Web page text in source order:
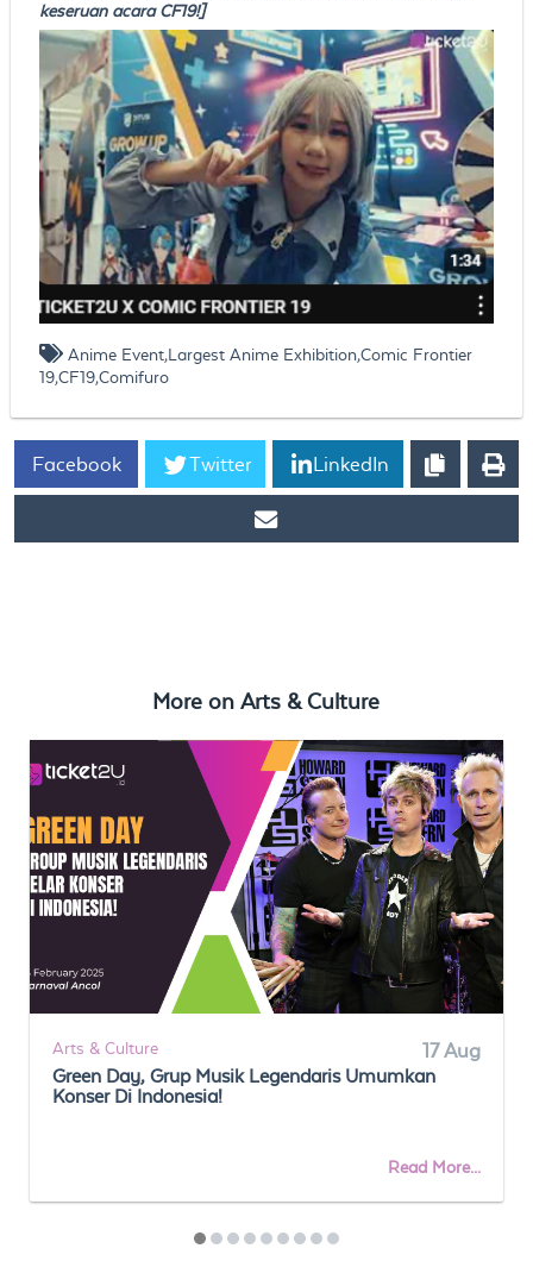
keseruan acara CF19!]
Anime Event,Largest Anime Exhibition,Comic Frontier
19,CF19,Comifuro
Facebook Twitter LinkedIn
More onArts & Culture
Arts & Culture 17 Aug
Green Day, Grup Musik Legendaris Umumkan
Konser Di Indonesia!
Read More...